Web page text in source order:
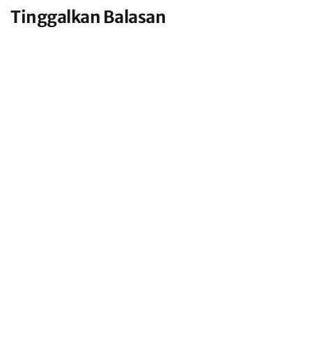
Tinggalkan Balasan